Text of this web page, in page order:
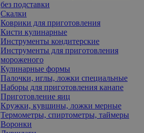
без подставки
Скалки
Коврики для приготовления
Кисти кулинарные
Инструменты кондитерские
Инструменты для приготовления
мороженого
Кулинарные формы
Палочки, иглы, ложки специальные
Наборы для приготовления канапе
Приготовление яиц
Кружки, кувшины, ложки мерные
Термометры, спиртометры, таймеры
Воронки